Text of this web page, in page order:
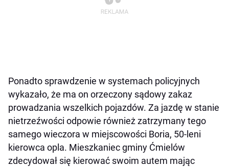
Ponadto sprawdzenie w systemach policyjnych
wykazało, że ma on orzeczony sądowy zakaz
prowadzania wszelkich pojazdów. Za jazdę w stanie
nietrzeźwości odpowie również zatrzymany tego
samego wieczora w miejscowości Boria, 50-leni
kierowca opla. Mieszkaniec gminy Ćmielów
zdecydował się kierować swoim autem mając